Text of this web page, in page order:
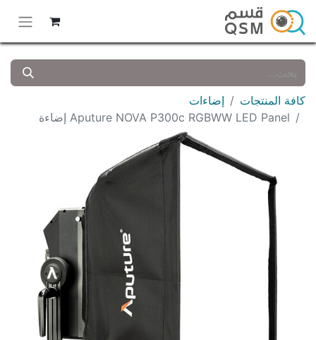
كافة المنتجات
إضاءات
Aputure NOVA P300c RGBWW LED Panel إضاءة